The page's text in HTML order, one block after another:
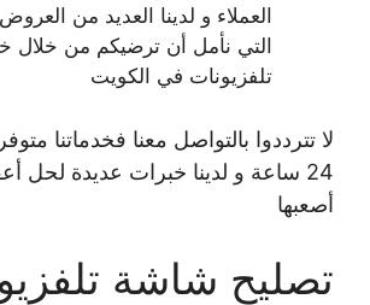
العملاء و لدينا العديد من
التي نأمل أن ترضيكم من خلال
تلفزيونات في الكويت
لا تترددوا بالتواصل معنا فخدماتنا
24 ساعة و لدينا خبرات عديدة لحل
أصعبها
تصليح شاشة